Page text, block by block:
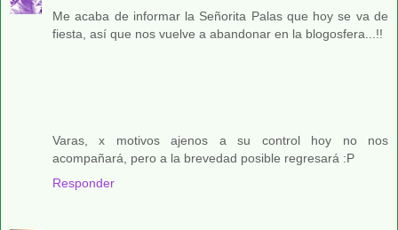
Me acaba de informar la Señorita Palas que hoy se va de
fiesta, así que nos vuelve a abandonar en la blogosfera...!!
Varas, x motivos ajenos a su control hoy no nos
acompañará, pero a la brevedad posible regresará :P
Responder